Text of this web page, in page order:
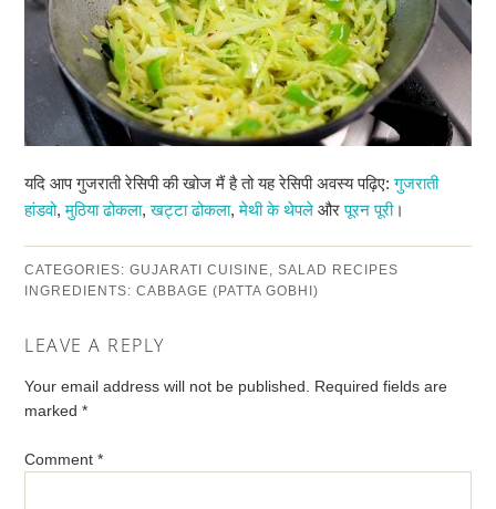
यदि आप गुजराती रेसिपी की खोज मैं है तो यह रेसिपी अवस्य पढ़िए:गुजराती
हांडवो,मुठिया ढोकला,खट्टा ढोकला,मेथी के थेपले औरपूरन पूरी।
CATEGORIES:GUJARATI CUISINE,SALAD RECIPES
INGREDIENTS:CABBAGE (PATTA GOBHI)
LEAVE A REPLY
Your email address will not be published.
Required fields are
marked*
Comment*